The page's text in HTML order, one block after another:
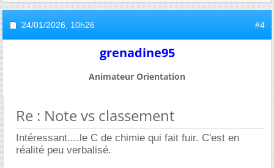
24/01/2026, 10h26 #4
grenadine95
Animateur Orientation
Re : Note vs classement
Intéressant....le C de chimie qui fait fuir. C'est en
réalité peu verbalisé.